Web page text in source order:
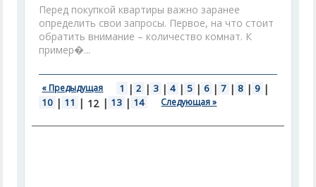
Перед покупкой квартиры важно заранее
определить свои запросы. Первое, на что стоит
обратить внимание – количество комнат. К
пример�...
« Предыдущая 1 | 2 | 3 | 4 | 5 | 6 | 7 | 8 | 9 |
10 | 11 | 12 | 13 | 14 Следующая »